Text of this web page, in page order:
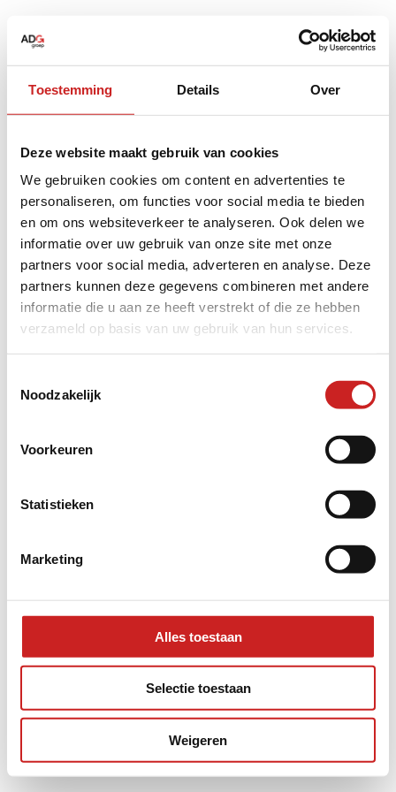
Toestemming Details Over
Deze website maakt gebruik van cookies
We gebruiken cookies om content en advertenties te
personaliseren, om functies voor social media te bieden
en om ons websiteverkeer te analyseren. Ook delen we
informatie over uw gebruik van onze site met onze
partners voor social media, adverteren en analyse. Deze
partners kunnen deze gegevens combineren met andere
informatie die u aan ze heeft verstrekt of die ze hebben
verzameld op basis van uw gebruik van hun services.
Noodzakelijk
Voorkeuren
Statistieken
Marketing
Alles toestaan
Selectie toestaan
Weigeren
loadingwww.adggroep.nl
for more